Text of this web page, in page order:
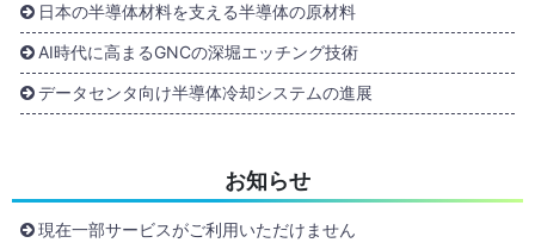
日本の半導体材料を支える半導体の原材料
AI時代に高まるGNCの深堀エッチング技術
データセンタ向け半導体冷却システムの進展
お知らせ
現在一部サービスがご利用いただけません